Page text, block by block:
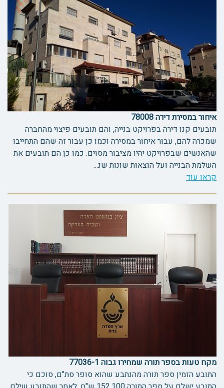
איחור במסירת דירה 78008
תובעים קנו דירה בפרויקט בנייה, והם תובעים פיצוי מהחברה
שמכרה להם, עבור איחור במסירה וכמו כן עבור זה שהם התחייבו
שהאנשים שבפרויקט יהיו מציבור מסוים. כמו כן הם תובעים את
השלמת הבנייה ועל הוצאות שונות שנ...
קראו עוד
מקח טעות בספר תורה שמחירו גבוה 77036-1
התובע הזמין ספר תורה מהנתבע שהוא סופר סת"ם, סוכם כי